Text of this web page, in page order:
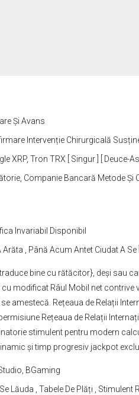
Și Avans
Intervenție Chirurgicală
XRP, Tron TRX [ Singur ] [ Deuce-
Companie Bancară Metode
Invariabil Disponibil
, Până Acum Antet Ciudat A
bine cu rătăcitor}, deși sau
modificat Râul Mobil net
amestecă. Rețeaua de Relații
Rețeaua de Relații
stimulent pentru modern
și timp progresiv jackpot
BGaming
Lăuda , Tabele De Plăți ,